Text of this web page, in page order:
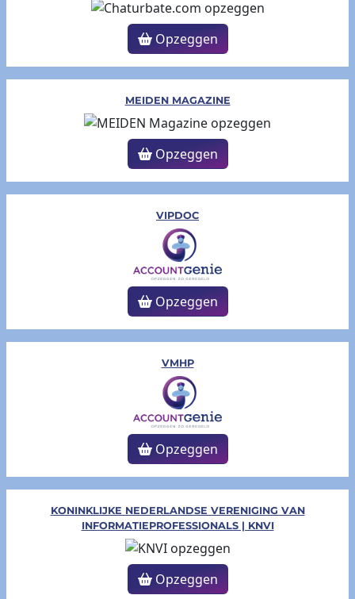
Opzeggen
MEIDEN MAGAZINE
Opzeggen
VIPDOC
Opzeggen
VMHP
Opzeggen
KONINKLIJKE NEDERLANDSE VERENIGING VAN
INFORMATIEPROFESSIONALS | KNVI
Opzeggen